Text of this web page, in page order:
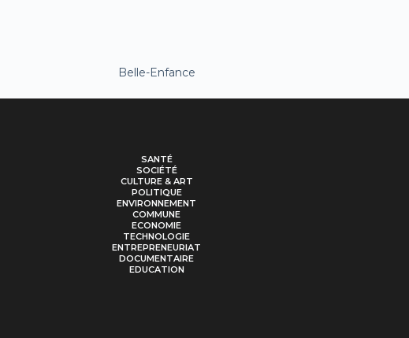
Belle-Enfance
SANTÉ
SOCIÉTÉ
CULTURE & ART
POLITIQUE
ENVIRONNEMENT
COMMUNE
ECONOMIE
TECHNOLOGIE
ENTREPRENEURIAT
DOCUMENTAIRE
EDUCATION